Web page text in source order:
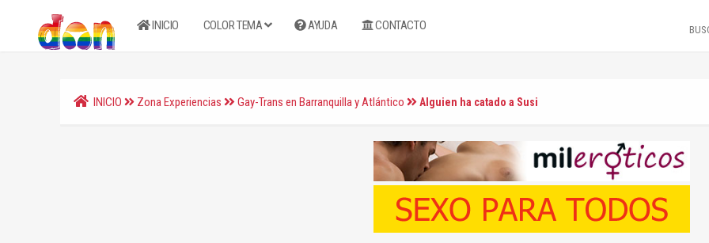
INICIO COLOR TEMA AYUDA CONTACTO
INICIO Zona Experiencias Gay-Trans en Barranquilla y Atlántico Alguien ha catado a Susi